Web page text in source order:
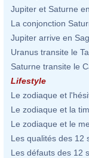
Jupiter et Saturne
La conjonction
Jupiter arrive en
Uranus transite le
Saturne transite le
Lifestyle
Le zodiaque et
Le zodiaque et la
Le zodiaque et le
Les qualités des 12
Les défauts des 12